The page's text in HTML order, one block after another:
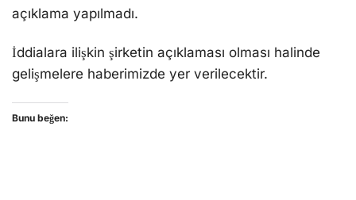
açıklama yapılmadı.
İddialara ilişkin şirketin açıklaması olması halinde
gelişmelere haberimizde yer verilecektir.
Bunu beğen: